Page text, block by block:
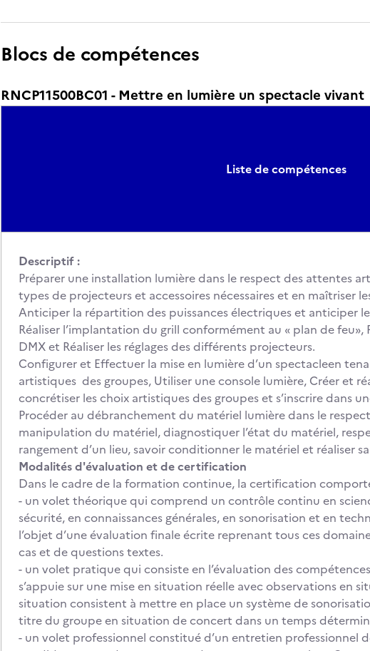
Blocs de compétences
RNCP11500BC01 - Mettre en lumière un spectacle vivant
Liste de compétences
Descriptif :
Préparer une installation lumière dans le respect des attentes
types de projecteurs et accessoires nécessaires et en maîtriser
Anticiper la répartition des puissances électriques et anticiper
Réaliser l’implantation du grill conformément au « plan de feu»,
DMX et Réaliser les réglages des différents projecteurs.
Configurer et Effectuer la mise en lumière d’un spectacleen
artistiques des groupes, Utiliser une console lumière, Créer et
concrétiser les choix artistiques des groupes et s’inscrire dans
Procéder au débranchement du matériel lumière dans le
manipulation du matériel, diagnostiquer l’état du matériel,
rangement d’un lieu, savoir conditionner le matériel et réaliser
Modalités d'évaluation et de certification
Dans le cadre de la formation continue, la certification
- un volet théorique qui comprend un contrôle continu en
sécurité, en connaissances générales, en sonorisation et en
l’objet d’une évaluation finale écrite reprenant tous ces
cas et de questions textes.
- un volet pratique qui consiste en l’évaluation des
s’appuie sur une mise en situation réelle avec observations en
situation consistent à mettre en place un système de
titre du groupe en situation de concert dans un temps
- un volet professionnel constitué d’un entretien professionnel